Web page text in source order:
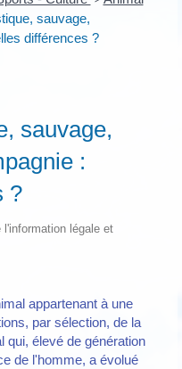
sauvage,
différences ?
sauvage,
:
?
légale et
appartenant à une
par sélection, de la
qui, élevé de génération
de l'homme, a évolué